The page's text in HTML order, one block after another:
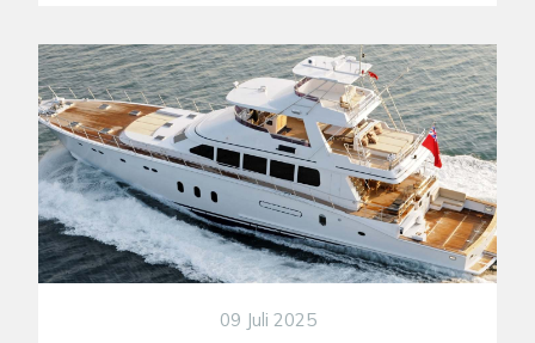
09 Juli 2025